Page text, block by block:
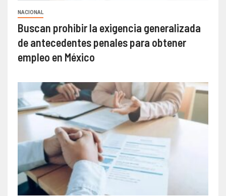
NACIONAL
Buscan prohibir la exigencia generalizada
de antecedentes penales para obtener
empleo en México